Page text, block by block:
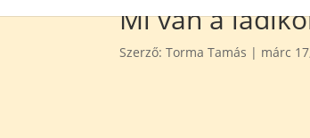
Mi van a
Szerző:Torma Tamás | márc